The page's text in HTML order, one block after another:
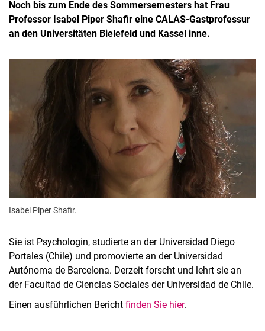
Noch bis zum Ende des Sommersemesters hat Frau
Professor Isabel Piper Shafir eine CALAS-Gastprofessur
an den Universitäten Bielefeld und Kassel inne.
Isabel Piper Shafir.
Sie ist Psychologin, studierte an der Universidad Diego
Portales (Chile) und promovierte an der Universidad
Autónoma de Barcelona. Derzeit forscht und lehrt sie an
der Facultad de Ciencias Sociales der Universidad de Chile.
Einen ausführlichen Bericht finden Sie hier.